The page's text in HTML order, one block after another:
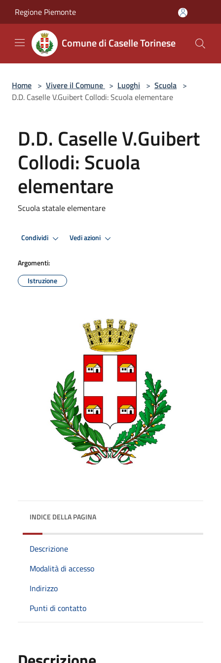
Regione Piemonte
Comune di Caselle Torinese
Home > Vivere il Comune > Luoghi > Scuola >
D.D. Caselle V.Guibert Collodi: Scuola elementare
D.D. Caselle V.Guibert
Collodi: Scuola
elementare
Scuola statale elementare
Condividi Vedi azioni
Argomenti:
Istruzione
INDICE DELLA PAGINA
Descrizione
Modalità di accesso
Indirizzo
Punti di contatto